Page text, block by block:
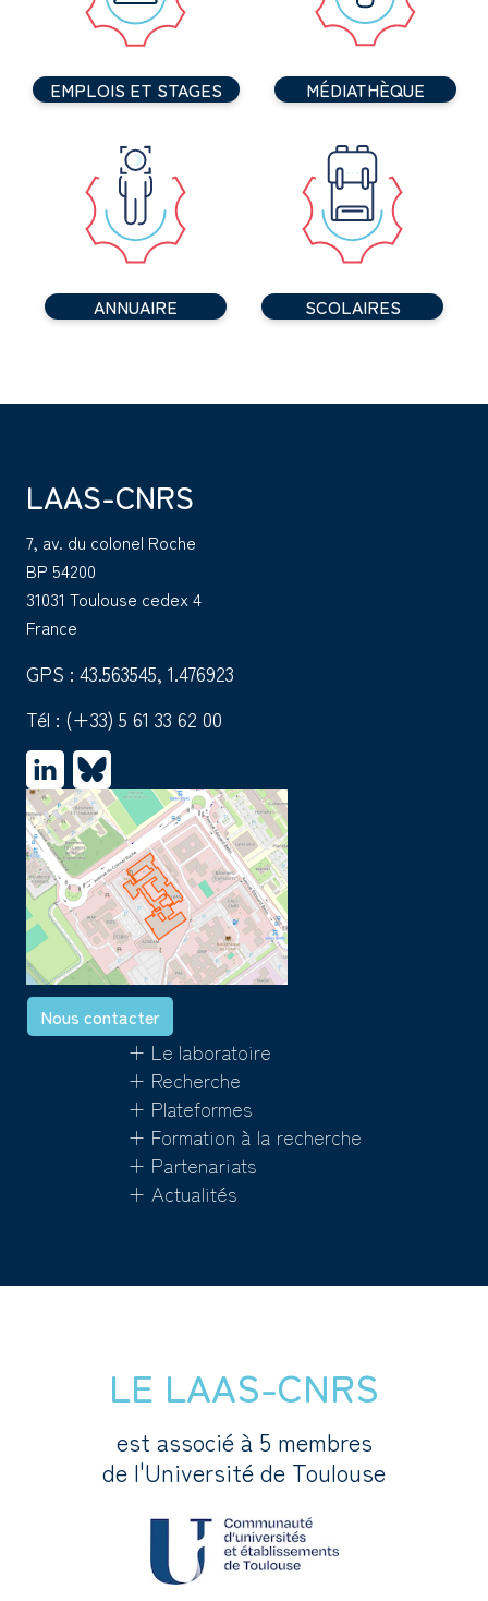
EMPLOIS ET STAGES MÉDIATHÈQUE
ANNUAIRE SCOLAIRES
LAAS-CNRS
7, av. du colonel Roche
BP 54200
31031 Toulouse cedex 4
France
GPS : 43.563545, 1.476923
Tél : (+33) 5 61 33 62 00
Nous contacter
+ Le laboratoire
+ Recherche
+ Plateformes
+ Formation à la recherche
+ Partenariats
+ Actualités
LE LAAS-CNRS
est associé à 5 membres
de l'Université de Toulouse